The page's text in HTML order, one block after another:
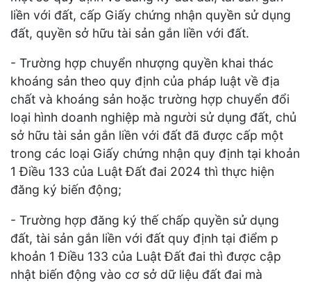
liền với đất, cấp Giấy chứng nhận quyền sử dụng
đất, quyền sở hữu tài sản gắn liền với đất.
- Trường hợp chuyển nhượng quyền khai thác
khoáng sản theo quy định của pháp luật về địa
chất và khoáng sản hoặc trường hợp chuyển đổi
loại hình doanh nghiệp mà người sử dụng đất, chủ
sở hữu tài sản gắn liền với đất đã được cấp một
trong các loại Giấy chứng nhận quy định tại khoản
1 Điều 133 của Luật Đất đai 2024 thì thực hiện
đăng ký biến động;
- Trường hợp đăng ký thế chấp quyền sử dụng
đất, tài sản gắn liền với đất quy định tại điểm p
khoản 1 Điều 133 của Luật Đất đai thì được cập
nhật biến động vào cơ sở dữ liệu đất đai mà